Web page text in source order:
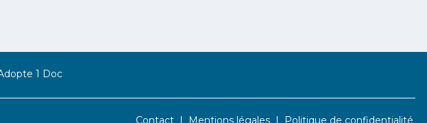
1 Doc
Contact Mentions légales Politique de confidentialité